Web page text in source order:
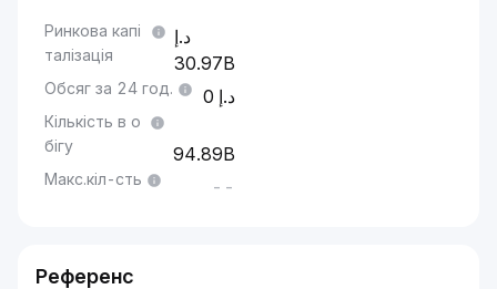
Ринкова капі
талізація
30.97B
Обсяг за 24 год. 0
Кількість в о
бігу
94.89B
Макс.кіл-сть --
Референс